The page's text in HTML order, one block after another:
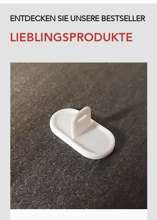
ENTDECKEN SIE UNSERE BESTSELLER
LIEBLINGSPRODUKTE